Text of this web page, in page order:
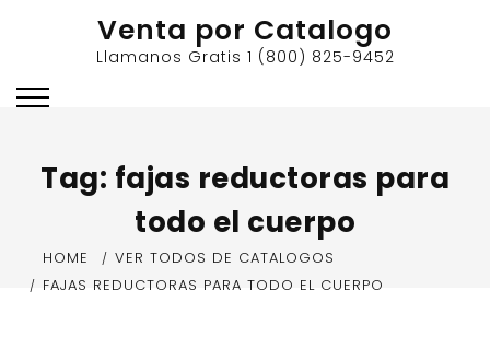
Venta por Catalogo
Llamanos Gratis 1 (800) 825-9452
Tag: fajas reductoras para
todo el cuerpo
HOME
VER TODOS DE CATALOGOS
FAJAS REDUCTORAS PARA TODO EL CUERPO